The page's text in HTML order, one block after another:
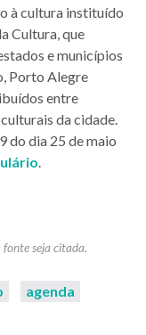
à cultura instituído
Cultura, que
e municípios
Porto Alegre
entre
da cidade.
do dia 25 de maio
agenda